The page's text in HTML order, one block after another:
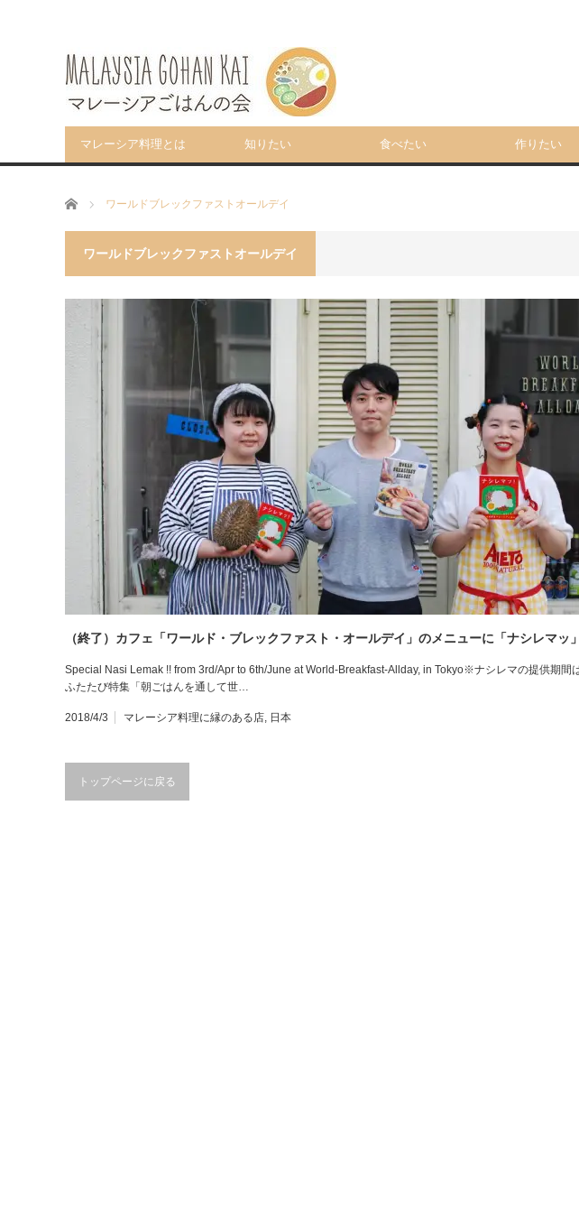
マレーシア料理とは 知りたい 食べたい 作りたい
ホーム ワールドブレックファストオールデイ
ワールドブレックファストオールデイ
（終了）カフェ「ワールド・ブレックファスト・オールデイ」のメニューに「ナシレマッ
Special Nasi Lemak !! from 3rd/Apr to 6th/June at World-Breakfast-Allday, in Tokyo※ナシレマの提供期間
ふたたび特集「朝ごはんを通して世…
2018/4/3 マレーシア料理に縁のある店, 日本
トップページに戻る